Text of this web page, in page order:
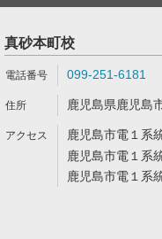
真砂本町校
099-251-6181
鹿児島県鹿児島
鹿児島市電１系
鹿児島市電１系
鹿児島市電１系